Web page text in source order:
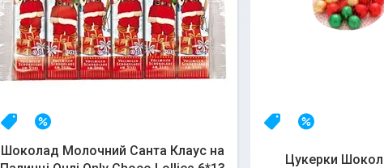
НОВИНКА
Шоколад Молочний Санта Клаус на
НОВИНКА
Цукерки